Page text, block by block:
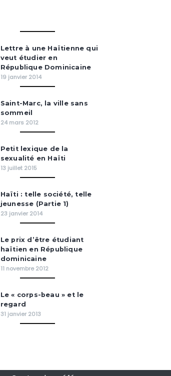
Lettre à une Haïtienne qui
veut étudier en
République Dominicaine
19 janvier 2014
Saint-Marc, la ville sans
sommeil
24 mars 2012
Petit lexique de la
sexualité en Haïti
13 juillet 2015
Haïti : telle société, telle
jeunesse (Partie 1)
23 janvier 2014
Le prix d’être étudiant
haïtien en République
dominicaine
11 novembre 2012
Le « corps-beau » et le
regard
31 janvier 2013